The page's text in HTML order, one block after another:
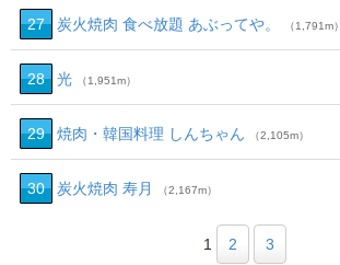
27 炭火焼肉 食べ放題 あぶってや。 （1,791m）
28 光 （1,951m）
29 焼肉・韓国料理 しんちゃん （2,105m）
30 炭火焼肉 寿月 （2,167m）
1 2 3